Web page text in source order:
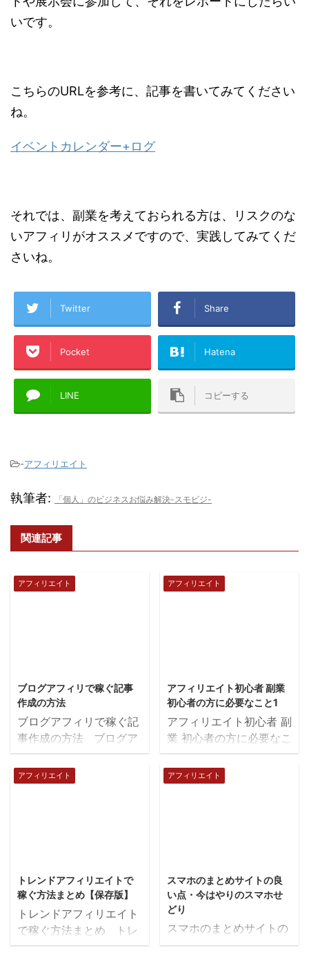
いです。
こちらのURLを参考に、記事を書いてみてください
ね。
イベントカレンダー+ログ
それでは、副業を考えておられる方は、リスクのな
いアフィリがオススメですので、実践してみてくだ
さいね。
Twitter Share
Pocket Hatena
LINE コピーする
-アフィリエイト
執筆者: 「個人」のビジネスお悩み解決-スモビジ-
関連記事
アフィリエイト
ブログアフィリで稼ぐ記事
作成の方法
ブログアフィリで稼ぐ記
事作成の方法 ブログア
フィリだけでなく、アフ
ィリエイトをする際に成
果をかげるために2つの
すだけではだめなので、
実践にあった集客が大事
です。 ブログアフィリ
では、クリックしてくれ
アフィリエイト
アフィリエイト初心者 副業
初心者の方に必要なこと1
アフィリエイト初心者 副
業 初心者の方に必要なこ
と この記事を読んでく
ださっているあなたは今
日から成功するために、
なたに、ぜひやる気にな
ってもらえるように書い
てますので、お役に立て
たら幸いです。 どうし
アフィリエイト
トレンドアフィリエイトで
稼ぐ方法まとめ【保存版】
トレンドアフィリエイト
で稼ぐ方法まとめ トレ
ンドアフィリエイトで稼
アフィリエイト
スマホのまとめサイトの良
い点・今はやりのスマホせ
どり
スマホのまとめサイトの
良い点 クリック広告